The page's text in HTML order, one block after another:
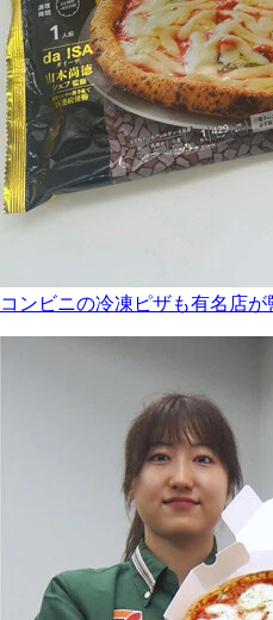
コンビニの冷凍ピザも有名店